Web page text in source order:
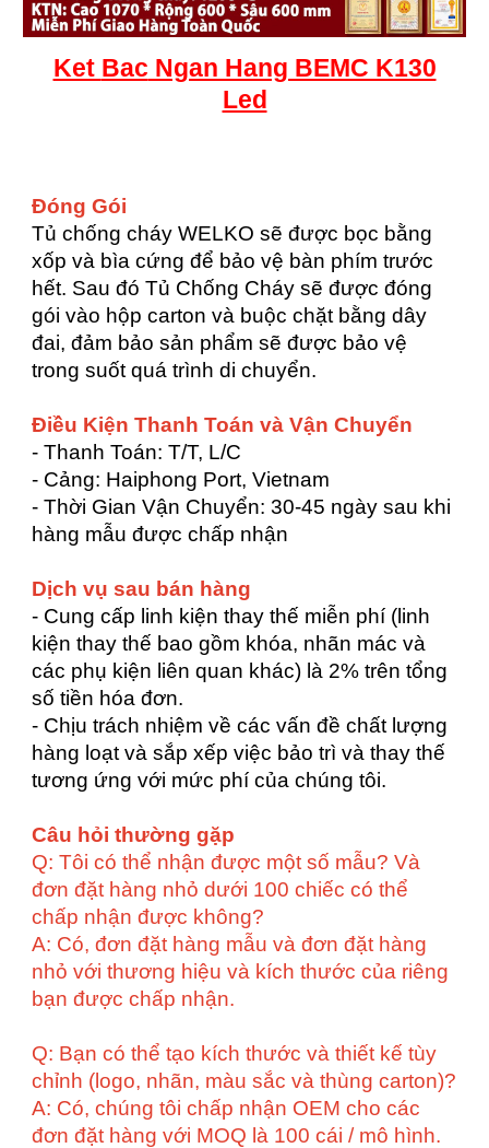
Ket Bac Ngan Hang BEMC K130
Led
Đóng Gói
Tủ chống cháy WELKO sẽ được bọc bằng
xốp và bìa cứng để bảo vệ bàn phím trước
hết. Sau đó Tủ Chống Cháy sẽ được đóng
gói vào hộp carton và buộc chặt bằng dây
đai, đảm bảo sản phẩm sẽ được bảo vệ
trong suốt quá trình di chuyển.
Điều Kiện Thanh Toán và Vận Chuyển
- Thanh Toán: T/T, L/C
- Cảng: Haiphong Port, Vietnam
- Thời Gian Vận Chuyển: 30-45 ngày sau khi
hàng mẫu được chấp nhận
Dịch vụ sau bán hàng
- Cung cấp linh kiện thay thế miễn phí (linh
kiện thay thế bao gồm khóa, nhãn mác và
các phụ kiện liên quan khác) là 2% trên tổng
số tiền hóa đơn.
- Chịu trách nhiệm về các vấn đề chất lượng
hàng loạt và sắp xếp việc bảo trì và thay thế
tương ứng với mức phí của chúng tôi.
Câu hỏi thường gặp
Q: Tôi có thể nhận được một số mẫu? Và
đơn đặt hàng nhỏ dưới 100 chiếc có thể
chấp nhận được không?
A: Có, đơn đặt hàng mẫu và đơn đặt hàng
nhỏ với thương hiệu và kích thước của riêng
bạn được chấp nhận.
Q: Bạn có thể tạo kích thước và thiết kế tùy
chỉnh (logo, nhãn, màu sắc và thùng carton)?
A: Có, chúng tôi chấp nhận OEM cho các
đơn đặt hàng với MOQ là 100 cái / mô hình.